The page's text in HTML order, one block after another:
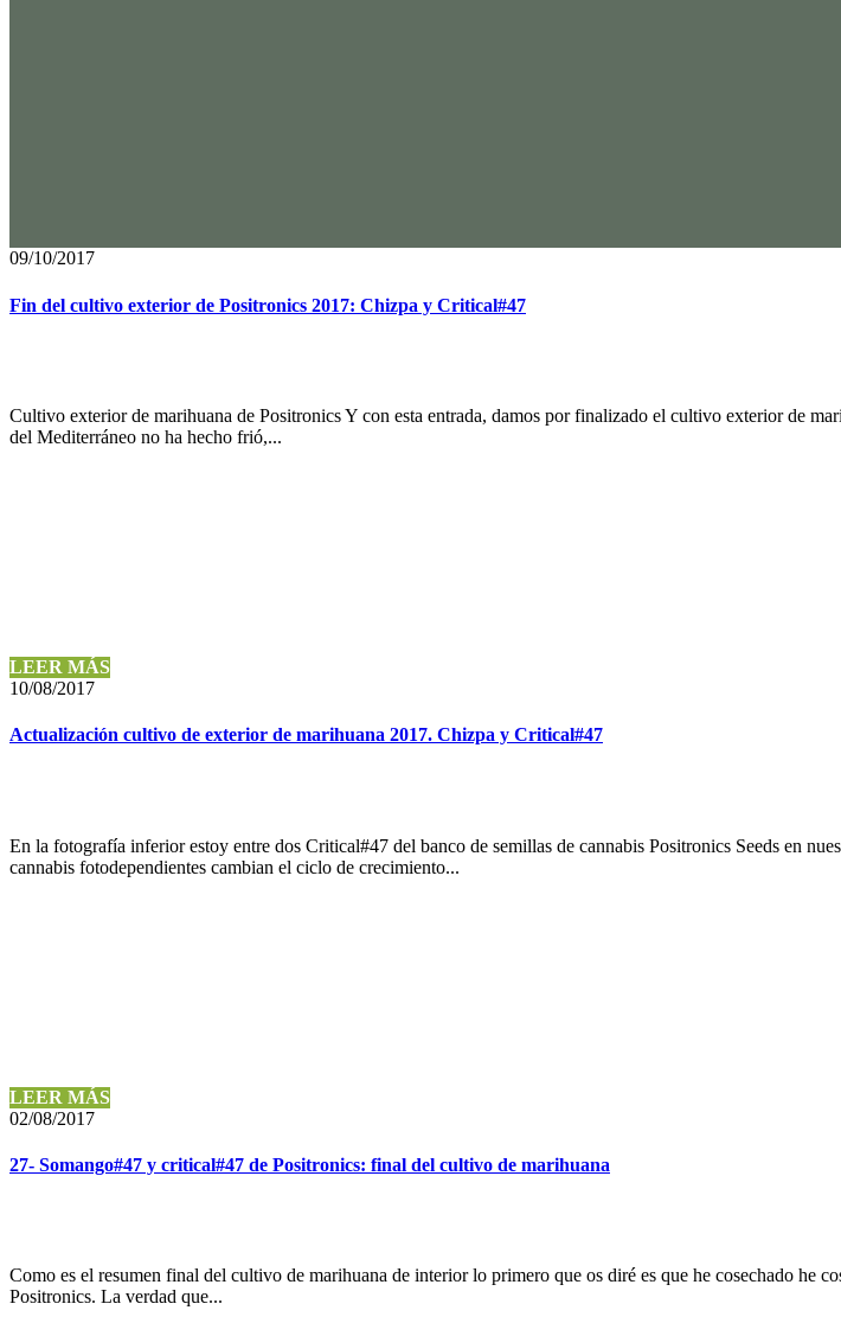
09/10/2017
Fin del cultivo exterior de Positronics 2017: Chizpa y Critical#47
Cultivo exterior de marihuana de Positronics Y con esta entrada, damos por finalizado el cultivo exterior de
del Mediterráneo no ha hecho frió,...
LEER MÁS
10/08/2017
Actualización cultivo de exterior de marihuana 2017. Chizpa y Critical#47
En la fotografía inferior estoy entre dos Critical#47 del banco de semillas de cannabis Positronics Seeds en
cannabis fotodependientes cambian el ciclo de crecimiento...
LEER MÁS
02/08/2017
27- Somango#47 y critical#47 de Positronics: final del cultivo de marihuana
Como es el resumen final del cultivo de marihuana de interior lo primero que os diré es que he cosechado he
Positronics. La verdad que...